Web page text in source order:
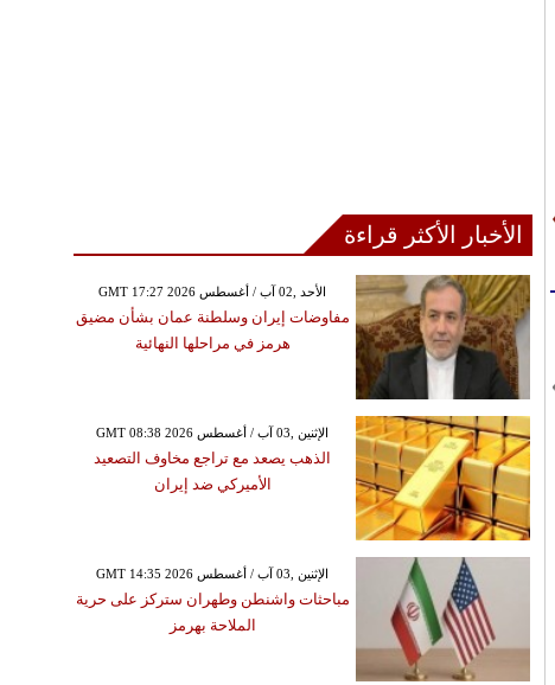
الجمعة ,23 كانون الثاني / يناير GMT
17:22 2026
الوداد يعزز صفوفه بالتعاقد مع
موزيس بانياكا
الأخبار الأكثر قراءة
GMT 17:27 2026 الأحد ,02 آب / أغسطس
مفاوضات إيران وسلطنة عمان بشأن مضيق
هرمز في مراحلها النهائية
GMT 08:38 2026 الإثنين ,03 آب / أغسطس
الذهب يصعد مع تراجع مخاوف التصعيد
الأميركي ضد إيران
GMT 14:35 2026 الإثنين ,03 آب / أغسطس
مباحثات واشنطن وطهران ستركز على حرية
الملاحة بهرمز